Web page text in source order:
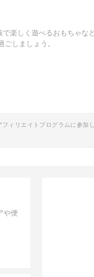
楽しく遊べるおもちゃな
しましょう。
ィリエイトプログラムに参加
や便